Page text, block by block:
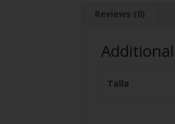
Reviews (0)
Talla